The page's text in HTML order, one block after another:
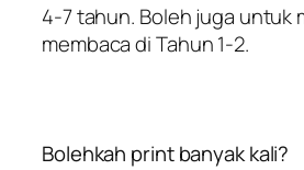
4-7 tahun. Boleh juga untuk
membaca di Tahun 1-2.
Bolehkah print banyak kali?